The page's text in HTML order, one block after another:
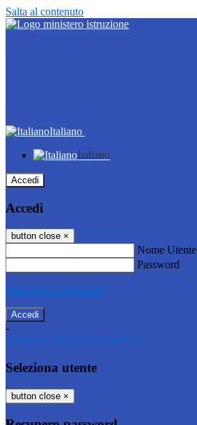
Salta al contenuto
Italiano
Italiano
Accedi
Accedi
button close ×
Nome Utente
Password
Password dimenticata?
-
Entra con SPID Entra con CIE
Seleziona utente
button close ×